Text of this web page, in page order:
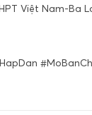
Việt Nam-Ba